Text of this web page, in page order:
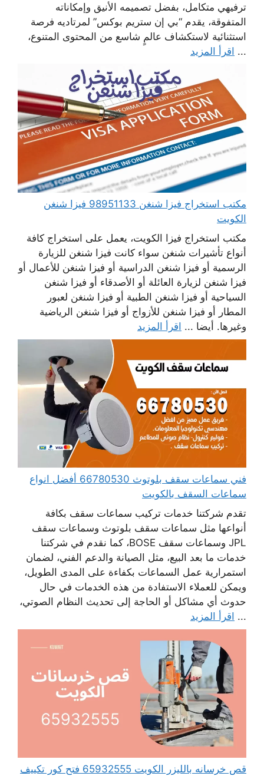
ترفيهي متكامل، بفضل تصميمه الأنيق وإمكاناته
المتفوقة، يقدم “بي إن ستريم بوكس” لمرتاديه فرصة
استثنائية لاستكشاف عالمٍ شاسع من المحتوى المتنوع،
... اقرأ المزيد
مكتب استخراج فيزا شنغن 98951133 فيزا شنغن
الكويت
مكتب استخراج فيزا الكويت، يعمل على استخراج كافة
أنواع تأشيرات شنغن سواء كانت فيزا شنغن للزيارة
الرسمية أو فيزا شنغن الدراسية أو فيزا شنغن للأعمال أو
فيزا شنغن لزيارة العائلة أو الأصدقاء أو فيزا شنغن
السياحية أو فيزا شنغن الطبية أو فيزا شنغن لعبور
المطار أو فيزا شنغن للأزواج أو فيزا شنغن الرياضية
وغيرها. أيضا ... اقرأ المزيد
فني سماعات سقف بلوتوث 66780530 أفضل انواع
سماعات السقف بالكويت
تقدم شركتنا خدمات تركيب سماعات سقف بكافة
أنواعها مثل سماعات سقف بلوتوث وسماعات سقف
JPL وسماعات سقف BOSE، كما نقدم في شركتنا
خدمات ما بعد البيع، مثل الصيانة والدعم الفني، لضمان
استمرارية عمل السماعات بكفاءة على المدى الطويل،
ويمكن للعملاء الاستفادة من هذه الخدمات في حال
حدوث أي مشاكل أو الحاجة إلى تحديث النظام الصوتي،
... اقرأ المزيد
قص خرسانه بالليزر الكويت 65932555 فتح كور تكييف